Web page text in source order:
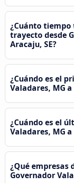
¿Cuánto tiempo
trayecto desde
Aracaju, SE?
¿Cuándo es el
Valadares, MG a
¿Cuándo es el
Valadares, MG a
¿Qué empresas
Governador